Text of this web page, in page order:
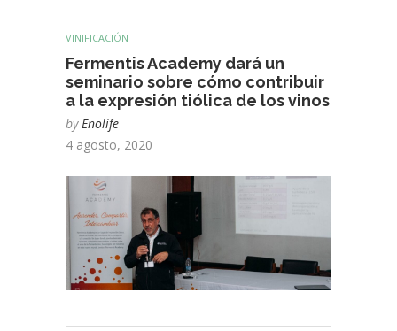
VINIFICACIÓN
Fermentis Academy dará un
seminario sobre cómo contribuir
a la expresión tiólica de los vinos
by Enolife
4 agosto, 2020